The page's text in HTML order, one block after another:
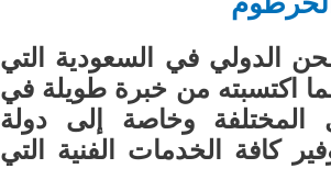
الدولي في السعودية التي
اكتسبته من خبرة طويلة في
المختلفة وخاصة إلى دولة
كافة الخدمات الفنية التي